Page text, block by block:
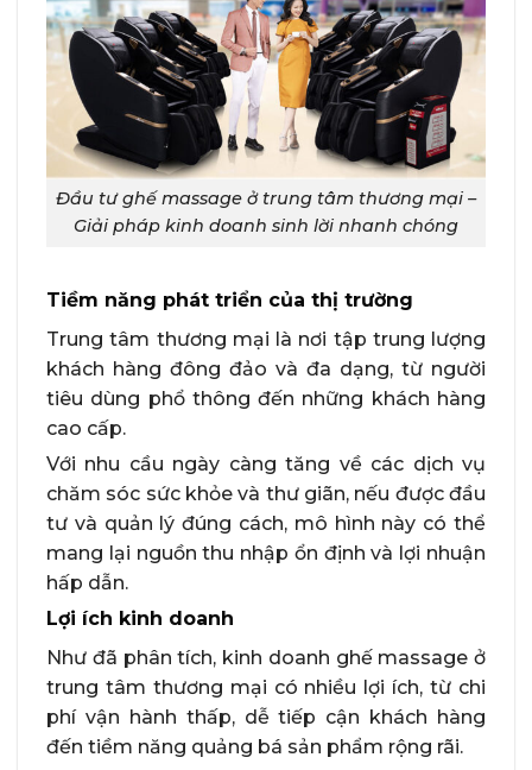
Đầu tư ghế massage ở trung tâm thương mại –
Giải pháp kinh doanh sinh lời nhanh chóng
Tiềm năng phát triển của thị trường
Trung tâm thương mại là nơi tập trung lượng
khách hàng đông đảo và đa dạng, từ người
tiêu dùng phổ thông đến những khách hàng
cao cấp.
Với nhu cầu ngày càng tăng về các dịch vụ
chăm sóc sức khỏe và thư giãn, nếu được đầu
tư và quản lý đúng cách, mô hình này có thể
mang lại nguồn thu nhập ổn định và lợi nhuận
hấp dẫn.
Lợi ích kinh doanh
Như đã phân tích, kinh doanh ghế massage ở
trung tâm thương mại có nhiều lợi ích, từ chi
phí vận hành thấp, dễ tiếp cận khách hàng
đến tiềm năng quảng bá sản phẩm rộng rãi.